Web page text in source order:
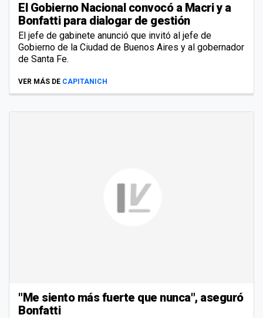
El Gobierno Nacional convocó a Macri y a
Bonfatti para dialogar de gestión
El jefe de gabinete anunció que invitó al jefe de
Gobierno de la Ciudad de Buenos Aires y al gobernador
de Santa Fe.
VER MÁS DE CAPITANICH
"Me siento más fuerte que nunca", aseguró
Bonfatti